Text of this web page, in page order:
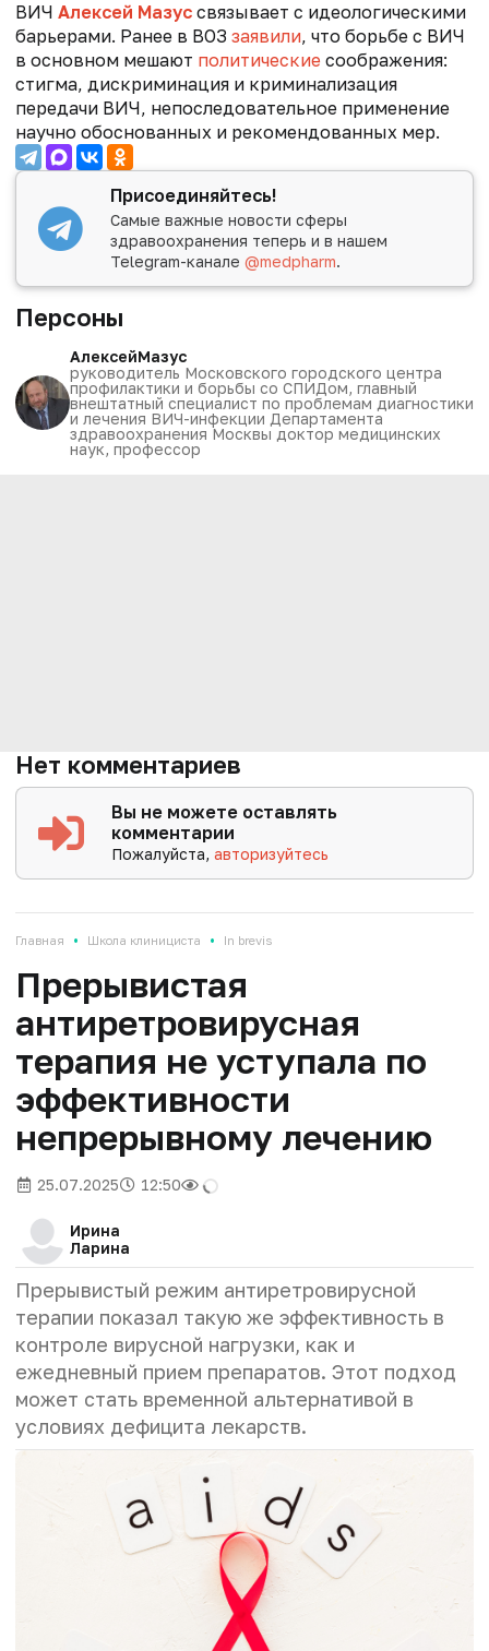
ВИЧ Алексей Мазус связывает с идеологическими
барьерами. Ранее в ВОЗ заявили, что борьбе с ВИЧ
в основном мешают политические соображения:
стигма, дискриминация и криминализация
передачи ВИЧ, непоследовательное применение
научно обоснованных и рекомендованных мер.
Присоединяйтесь!
Самые важные новости сферы
здравоохранения теперь и в нашем
Telegram-канале@medpharm.
Персоны
АлексейМазус
руководитель Московского городского центра
профилактики и борьбы со СПИДом, главный
внештатный специалист по проблемам диагностики
и лечения ВИЧ-инфекции Департамента
здравоохранения Москвы доктор медицинских
наук, профессор
Нет комментариев
Вы не можете оставлять
комментарии
Пожалуйста,авторизуйтесь
Главная • Школа клинициста • In brevis
Прерывистая
антиретровирусная
терапия не уступала по
эффективности
непрерывному лечению
25.07.2025 12:50
Ирина
Ларина
Прерывистый режим антиретровирусной
терапии показал такую же эффективность в
контроле вирусной нагрузки, как и
ежедневный прием препаратов. Этот подход
может стать временной альтернативой в
условиях дефицита лекарств.